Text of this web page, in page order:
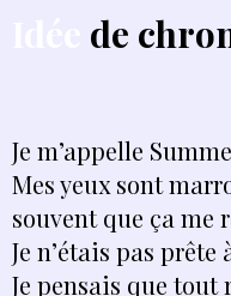
Je m’appelle
Mes yeux sont
souvent que ça me
Je n’étais pas
Je pensais que
de